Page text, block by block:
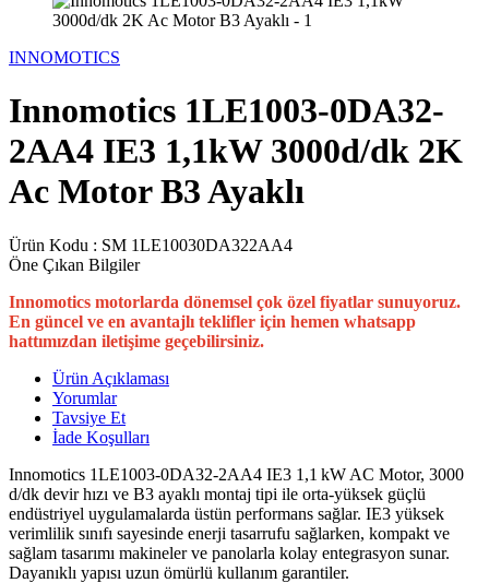
INNOMOTICS
Innomotics 1LE1003-0DA32-
2AA4 IE3 1,1kW 3000d/dk 2K
Ac Motor B3 Ayaklı
Ürün Kodu : SM 1LE10030DA322AA4
Öne Çıkan Bilgiler
Innomotics motorlarda dönemsel çok özel fiyatlar sunuyoruz.
En güncel ve en avantajlı teklifler için hemen whatsapp
hattımızdan iletişime geçebilirsiniz.
Ürün Açıklaması
Yorumlar
Tavsiye Et
İade Koşulları
Innomotics 1LE1003-0DA32-2AA4 IE3 1,1 kW AC Motor, 3000
d/dk devir hızı ve B3 ayaklı montaj tipi ile orta-yüksek güçlü
endüstriyel uygulamalarda üstün performans sağlar. IE3 yüksek
verimlilik sınıfı sayesinde enerji tasarrufu sağlarken, kompakt ve
sağlam tasarımı makineler ve panolarla kolay entegrasyon sunar.
Dayanıklı yapısı uzun ömürlü kullanım garantiler.